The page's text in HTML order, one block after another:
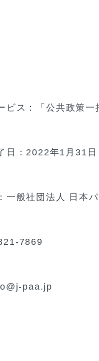
ビス：「公共政策一
日：2022年1月31日
一般社団法人 日本
7869
paa.jp